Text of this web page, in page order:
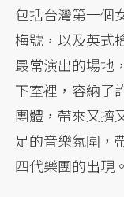
包括台灣第一個
梅號，以及英式
最常演出的場地
下室裡，容納了
團體，帶來又擠
足的音樂氛圍，
四代樂團的出現。